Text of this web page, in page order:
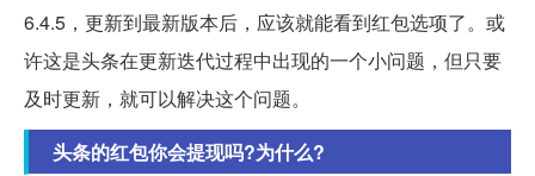
6.4.5，更新到最新版本后，应该就能看到红包选项了。或
许这是头条在更新迭代过程中出现的一个小问题，但只要
及时更新，就可以解决这个问题。
头条的红包你会提现吗?为什么?